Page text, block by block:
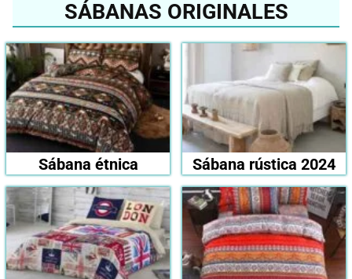
SÁBANAS ORIGINALES
Sábana étnica Sábana rústica 2024